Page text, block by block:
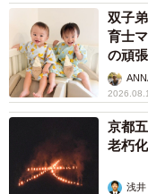
双子
育士
の頑
京都
老朽
浅井